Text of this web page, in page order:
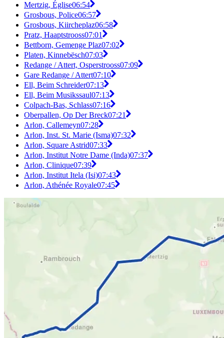
Mertzig, Église06:54
Grosbous, Police06:57
Grosbous, Kiircheplaz06:58
Pratz, Haaptstrooss07:01
Bettborn, Gemenge Plaz07:02
Platen, Kinnebësch07:03
Redange / Attert, Osperstrooss07:09
Gare Redange / Attert07:10
Ell, Beim Schreider07:13
Ell, Beim Musikssaul07:13
Colpach-Bas, Schlass07:16
Oberpallen, Op Der Breck07:21
Arlon, Callemeyn07:28
Arlon, Inst. St. Marie (Isma)07:32
Arlon, Square Astrid07:33
Arlon, Institut Notre Dame (Inda)07:37
Arlon, Clinique07:39
Arlon, Institut Itela (Isi)07:43
Arlon, Athénée Royale07:45